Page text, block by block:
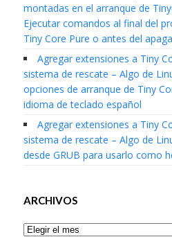
montadas en el arranque de
Ejecutar comandos al final del
Tiny Core Pure o antes del
Agregar extensiones a Tiny
sistema de rescate – Algo de
opciones de arranque de Tiny
idioma de teclado español
Agregar extensiones a Tiny
sistema de rescate – Algo de
desde GRUB para usarlo como
ARCHIVOS
Archivos